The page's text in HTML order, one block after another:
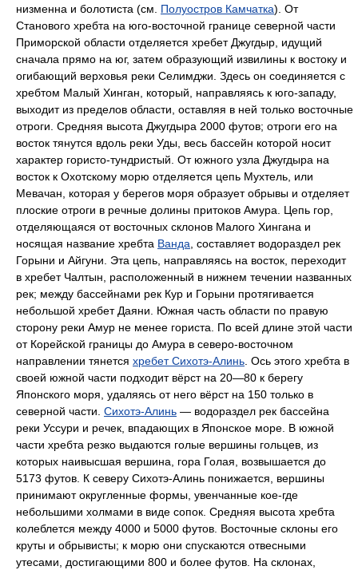
низменна и болотиста (см. Полуостров Камчатка). От
Станового хребта на юго-восточной границе северной части
Приморской области отделяется хребет Джугдыр, идущий
сначала прямо на юг, затем образующий извилины к востоку и
огибающий верховья реки Селимджи. Здесь он соединяется с
хребтом Малый Хинган, который, направляясь к юго-западу,
выходит из пределов области, оставляя в ней только восточные
отроги. Средняя высота Джугдыра 2000 футов; отроги его на
восток тянутся вдоль реки Уды, весь бассейн которой носит
характер гористо-тундристый. От южного узла Джугдыра на
восток к Охотскому морю отделяется цепь Мухтель, или
Мевачан, которая у берегов моря образует обрывы и отделяет
плоские отроги в речные долины притоков Амура. Цепь гор,
отделяющаяся от восточных склонов Малого Хингана и
носящая название хребта Ванда, составляет водораздел рек
Горыни и Айгуни. Эта цепь, направляясь на восток, переходит
в хребет Чалтын, расположенный в нижнем течении названных
рек; между бассейнами рек Кур и Горыни протягивается
небольшой хребет Даяни. Южная часть области по правую
сторону реки Амур не менее гориста. По всей длине этой части
от Корейской границы до Амура в северо-восточном
направлении тянется хребет Сихотэ-Алинь. Ось этого хребта в
своей южной части подходит вёрст на 20—80 к берегу
Японского моря, удаляясь от него вёрст на 150 только в
северной части. Сихотэ-Алинь — водораздел рек бассейна
реки Уссури и речек, впадающих в Японское море. В южной
части хребта резко выдаются голые вершины гольцев, из
которых наивысшая вершина, гора Голая, возвышается до
5173 футов. К северу Сихотэ-Алинь понижается, вершины
принимают округленные формы, увенчанные кое-где
небольшими холмами в виде сопок. Средняя высота хребта
колеблется между 4000 и 5000 футов. Восточные склоны его
круты и обрывисты; к морю они спускаются отвесными
утесами, достигающими 800 и более футов. На склонах,